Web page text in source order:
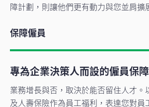
障計劃，則讓他們更有動力與您並肩擴
保障僱員
專為企業決策人而設的僱員保
業務增長與否，取決於能否留住人才。
及人壽保險作為員工福利，表達您對員